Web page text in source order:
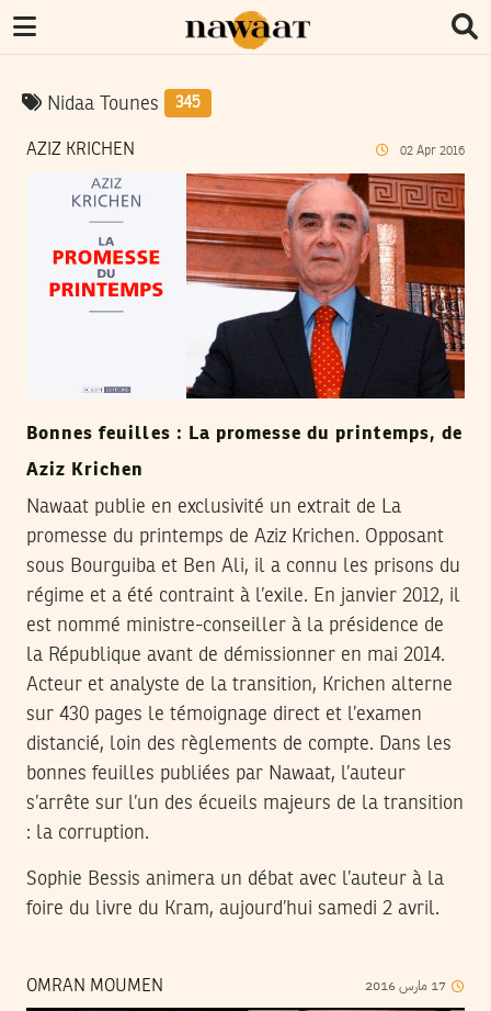
Nidaa Tounes 345
AZIZ KRICHEN 02 Apr 2016
Bonnes feuilles : La promesse du printemps, de
Aziz Krichen
Nawaat publie en exclusivité un extrait de La
promesse du printemps de Aziz Krichen. Opposant
sous Bourguiba et Ben Ali, il a connu les prisons du
régime et a été contraint à l’exile. En janvier 2012, il
est nommé ministre-conseiller à la présidence de
la République avant de démissionner en mai 2014.
Acteur et analyste de la transition, Krichen alterne
sur 430 pages le témoignage direct et l’examen
distancié, loin des règlements de compte. Dans les
bonnes feuilles publiées par Nawaat, l’auteur
s’arrête sur l’un des écueils majeurs de la transition
: la corruption.
Sophie Bessis animera un débat avec l’auteur à la
foire du livre du Kram, aujourd’hui samedi 2 avril.
OMRAN MOUMEN 17 مارس2016